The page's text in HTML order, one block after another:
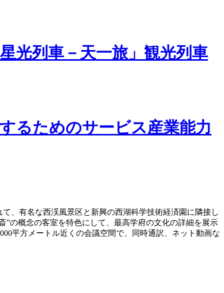
光列車－天一旅」観光列車
るためのサービス産業能力
、有名な西渓風景区と新興の西湖科学技術経済園に隣接し
”の概念の客室を特色にして、最高学府の文化の詳細を展示
平方メートル近くの会議空間で、同時通訳、ネット動画な